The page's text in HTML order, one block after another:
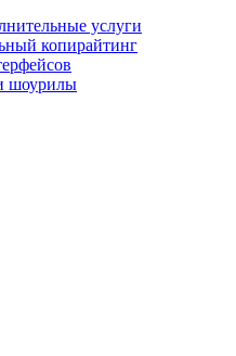
услуги
копирайтинг
шоурилы